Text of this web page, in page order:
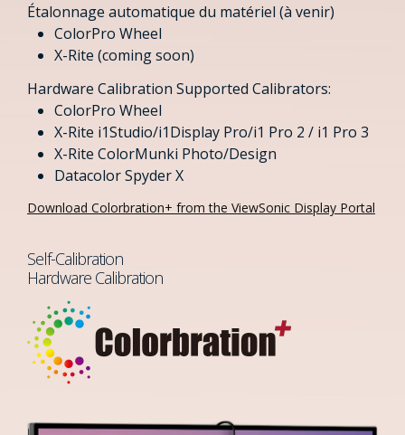
Étalonnage automatique du matériel (à venir)​
ColorPro Wheel​
X-Rite (coming soon)​
Hardware Calibration Supported Calibrators:​​
ColorPro Wheel​
X-Rite i1Studio/i1Display Pro/i1 Pro 2 / i1 Pro 3​
X-Rite ColorMunki Photo/Design
Datacolor Spyder X
Download Colorbration+ from the ViewSonic Display Portal
Self-Calibration
Hardware Calibration